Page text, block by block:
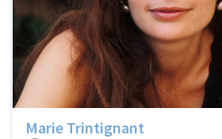
Marie Trintignant